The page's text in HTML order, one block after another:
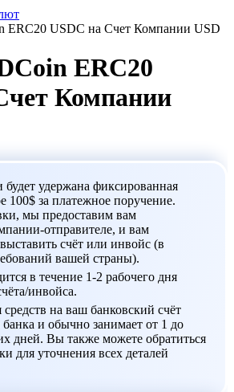
ERC20 USDC на Счет Компании USD
ERC20
Компании
удержана фиксированная
100$ за платежное поручение.
мы предоставим вам
отправителе, и вам
счёт или инвойс (в
вашей страны).
в течение 1-2 рабочего дня
инвойса.
на ваш банковский счёт
банка и обычно занимает от 1 до
дней. Вы также можете обратиться
для уточнения всех деталей